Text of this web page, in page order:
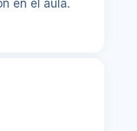
en el aula.